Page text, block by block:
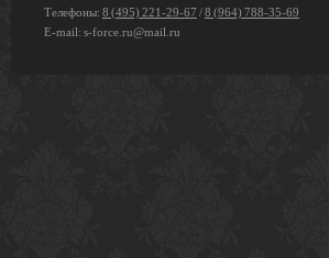
Телефоны: 8 (495) 221-29-67 /8 (964) 788-35-69
E-mail: s-force.ru@mail.ru